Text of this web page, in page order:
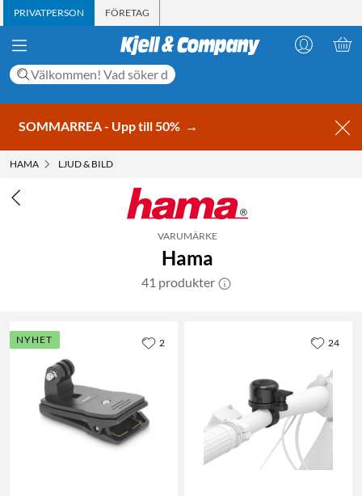
PRIVATPERSON FÖRETAG
SOMMARREA - Upp till 50% →
HAMA LJUD & BILD
VARUMÄRKE
Hama
41 produkter
NYHET 2 24